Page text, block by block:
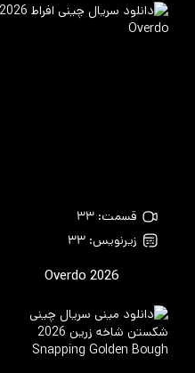
قسمت: ۳۳
زیرنویس: ۳۳
Overdo 2026